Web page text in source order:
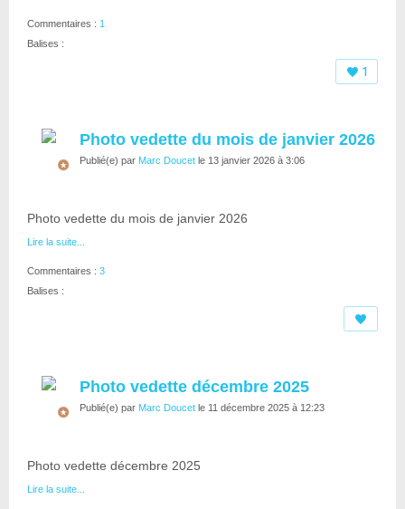
Commentaires : 1
Balises :
1
Photo vedette du mois de janvier 2026
Publié(e) par Marc Doucet le 13 janvier 2026 à 3:06
Photo vedette du mois de janvier 2026
Lire la suite...
Commentaires : 3
Balises :
Photo vedette décembre 2025
Publié(e) par Marc Doucet le 11 décembre 2025 à 12:23
Photo vedette décembre 2025
Lire la suite...